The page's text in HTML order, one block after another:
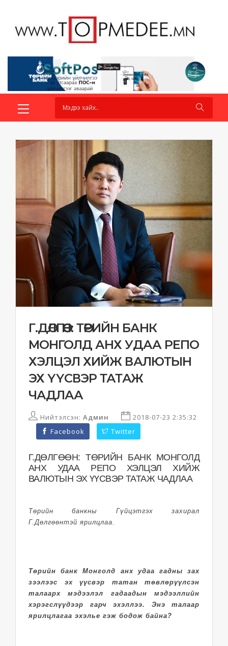
Г.ДӨЛГӨӨН: ТӨРИЙН БАНК
МОНГОЛД АНХ УДАА РЕПО
ХЭЛЦЭЛ ХИЙЖ ВАЛЮТЫН
ЭХ ҮҮСВЭР ТАТАЖ
ЧАДЛАА
Нийтэлсэн: Админ
2018-07-23 2:35:32
Facebook
Twitter
Г.ДӨЛГӨӨН: ТӨРИЙН БАНК МОНГОЛД
АНХ УДАА РЕПО ХЭЛЦЭЛ ХИЙЖ
ВАЛЮТЫН ЭХ ҮҮСВЭР ТАТАЖ ЧАДЛАА
Төрийн банкны Гүйцэтгэх захирал
Г.Дөлгөөнтэй ярилцлаа.
Төрийн банк Монголд анх удаа гадны зах
зээлээс эх үүсвэр татан төвлөрүүлсэн
талаарх мэдээлэл гадаадын мэдээллийн
хэрэгслүүдээр гарч эхэллээ. Энэ талаар
ярилцлагаа эхэлье гэж бодож байна?